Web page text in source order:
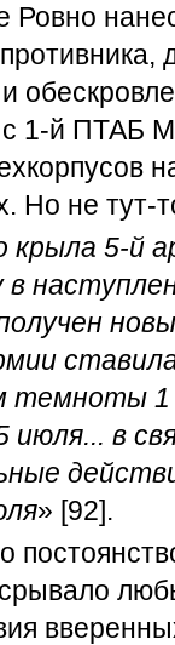
Ровно
1-й ПТАБ
Но не тут-
крыла 5-й
в
темноты 1
в
» [92].